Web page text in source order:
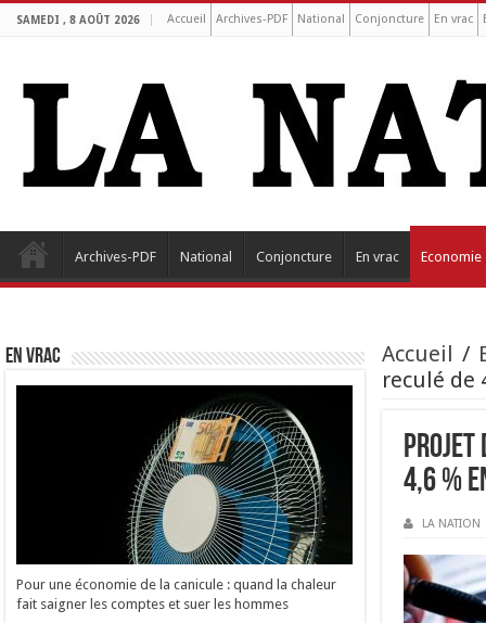
SAMEDI , 8 AOÛT 2026 Accueil Archives-PDF National Conjoncture En vrac
Archives-PDF National Conjoncture En vrac Economie
Accueil /
reculé de
Projet
4,6 %
LA NATION
EN VRAC
Pour une économie de la canicule : quand la chaleur
fait saigner les comptes et suer les hommes